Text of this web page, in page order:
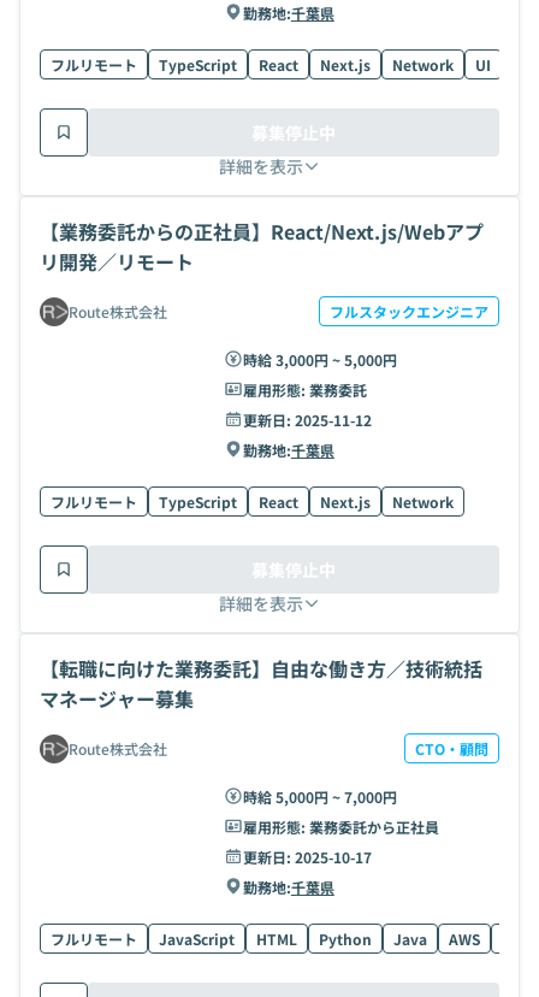
勤務地:千葉県
フルリモート TypeScript React Next.js Network UI
詳細を表示
募集停止中
【業務委託からの正社員】React/Next.js/Webアプ
リ開発／リモート
Route株式会社 フルスタックエンジニア
時給 3,000円 ~ 5,000円
雇用形態: 業務委託
更新日: 2025-11-12
勤務地:千葉県
フルリモート TypeScript React Next.js Network
詳細を表示
募集停止中
【転職に向けた業務委託】自由な働き方／技術統括
マネージャー募集
Route株式会社 CTO・顧問
時給 5,000円 ~ 7,000円
雇用形態: 業務委託から正社員
更新日: 2025-10-17
勤務地:千葉県
フルリモート JavaScript HTML Python Java AWS